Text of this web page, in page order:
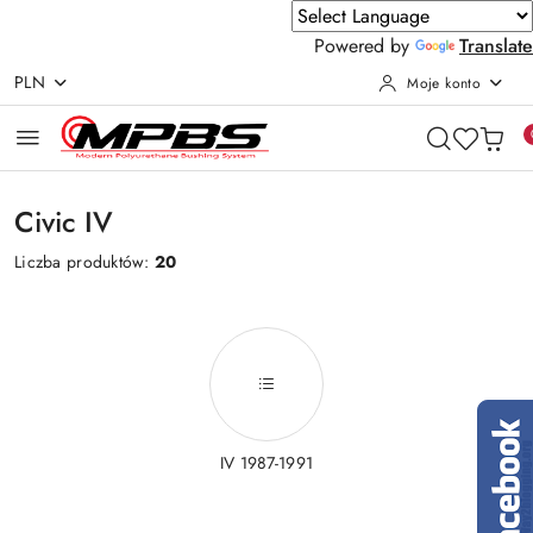
Powered by
Translate
Przejdź do treści głównej
Przejdź do wyszukiwarki
Przejdź do moje konto
Przejdź do menu głównego
Przejdź do stopki
PLN Moje konto
Civic IV
Liczba produktów:20
IV 1987-1991